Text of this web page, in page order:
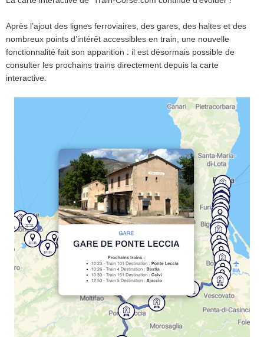
Après l’ajout des lignes ferroviaires, des gares, des haltes et des
nombreux points d’intérêt accessibles en train, une nouvelle
fonctionnalité fait son apparition : il est désormais possible de
consulter les prochains trains directement depuis la carte
interactive.